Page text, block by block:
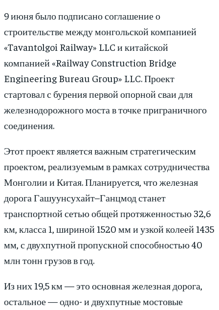
9 июня было подписано соглашение о
строительстве между монгольской компанией
«Tavantolgoi Railway» LLC и китайской
компанией «Railway Construction Bridge
Engineering Bureau Group» LLC. Проект
стартовал с бурения первой опорной сваи для
железнодорожного моста в точке приграничного
соединения.
Этот проект является важным стратегическим
проектом, реализуемым в рамках сотрудничества
Монголии и Китая. Планируется, что железная
дорога Гашуунсухайт–Ганцмод станет
транспортной сетью общей протяженностью 32,6
км, класса 1, шириной 1520 мм и узкой колеей 1435
мм, с двухпутной пропускной способностью 40
млн тонн грузов в год.
Из них 19,5 км — это основная железная дорога,
остальное — одно- и двухпутные мостовые